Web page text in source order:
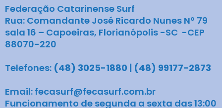
Federação Catarinense Surf
Rua: Comandante José Ricardo Nunes Nº 79
sala 16 – Capoeiras, Florianópolis -SC -CEP
88070-220
Telefones: (48) 3025-1880 | (48) 99177-2873
Email: fecasurf@fecasurf.com.br
Funcionamento de segunda a sexta das 13:00